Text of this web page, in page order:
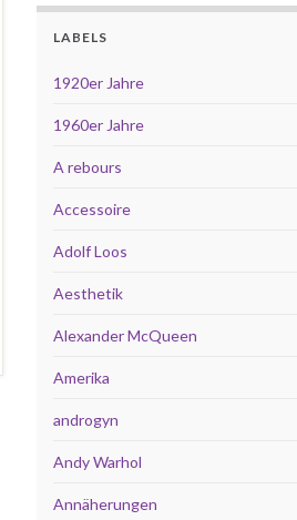
LABELS
1920er Jahre
1960er Jahre
A rebours
Accessoire
Adolf Loos
Aesthetik
Alexander McQueen
Amerika
androgyn
Andy Warhol
Annäherungen